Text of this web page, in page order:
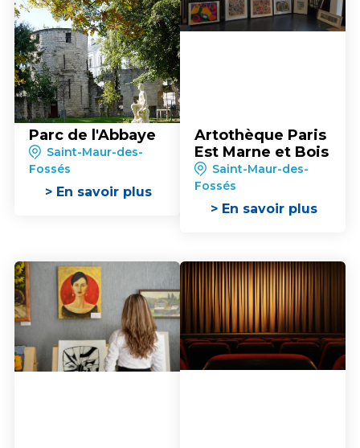
Parc de l'Abbaye
Saint-Maur-des-
Fossés
> En savoir plus
Artothèque Paris
Est Marne et Bois
Saint-Maur-des-
Fossés
> En savoir plus